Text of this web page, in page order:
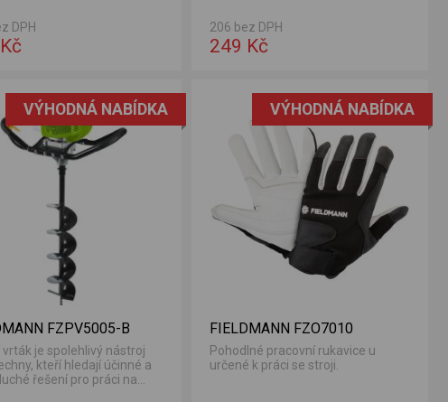
DPH 206 bez DPH
249 Kč
VÝHODNÁ NABÍDKA
FZPV5005-B
je spolehlivý nástroj
kteří hledají účinné a
řešení pro práci na...
VÝHODNÁ NABÍDKA
FIELDMANN FZO7010
Pohodlné pracovní rukavice u
určené k práci se stroji.